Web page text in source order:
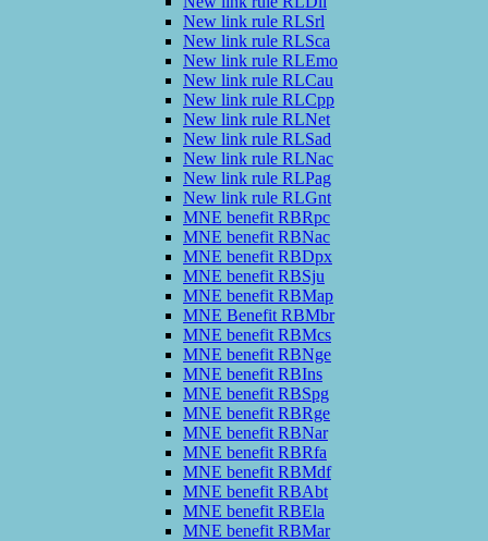
New link rule RLSrl
New link rule RLSca
New link rule RLEmo
New link rule RLCau
New link rule RLCpp
New link rule RLNet
New link rule RLSad
New link rule RLNac
New link rule RLPag
New link rule RLGnt
MNE benefit RBRpc
MNE benefit RBNac
MNE benefit RBDpx
MNE benefit RBSju
MNE benefit RBMap
MNE Benefit RBMbr
MNE benefit RBMcs
MNE benefit RBNge
MNE benefit RBIns
MNE benefit RBSpg
MNE benefit RBRge
MNE benefit RBNar
MNE benefit RBRfa
MNE benefit RBMdf
MNE benefit RBAbt
MNE benefit RBEla
MNE benefit RBMar